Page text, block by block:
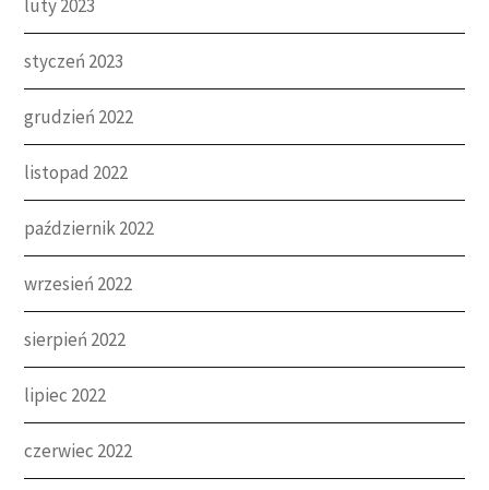
luty 2023
styczeń 2023
grudzień 2022
listopad 2022
październik 2022
wrzesień 2022
sierpień 2022
lipiec 2022
czerwiec 2022